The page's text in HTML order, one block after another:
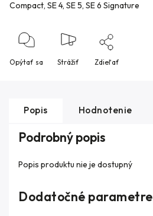
Compact, SE 4, SE 5, SE 6 Signature
Opýtať sa Strážiť Zdieľať
Popis Hodnotenie
Podrobný popis
Popis produktu nie je dostupný
Dodatočné parametre